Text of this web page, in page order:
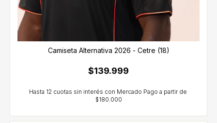
Camiseta Alternativa 2026 - Cetre (18)
$139.999